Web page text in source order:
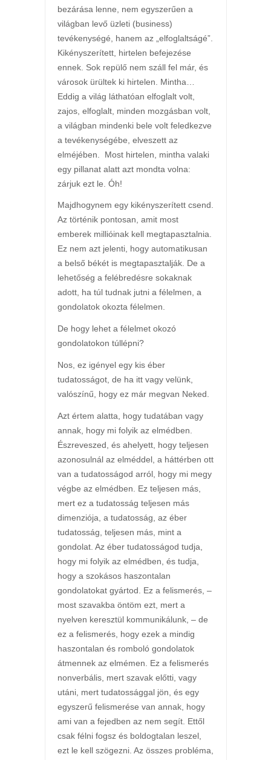
bezárása lenne, nem egyszerűen a
világban levő üzleti (business)
tevékenységé, hanem az „elfoglaltságé”.
Kikényszerített, hirtelen befejezése
ennek. Sok repülő nem száll fel már, és
városok ürültek ki hirtelen. Mintha…
Eddig a világ láthatóan elfoglalt volt,
zajos, elfoglalt, minden mozgásban volt,
a világban mindenki bele volt feledkezve
a tevékenységébe, elveszett az
elméjében. Most hirtelen, mintha valaki
egy pillanat alatt azt mondta volna:
zárjuk ezt le. Óh!
Majdhogynem egy kikényszerített csend.
Az történik pontosan, amit most
emberek millióinak kell megtapasztalnia.
Ez nem azt jelenti, hogy automatikusan
a belső békét is megtapasztalják. De a
lehetőség a felébredésre sokaknak
adott, ha túl tudnak jutni a félelmen, a
gondolatok okozta félelmen.
De hogy lehet a félelmet okozó
gondolatokon túllépni?
Nos, ez igényel egy kis éber
tudatosságot, de ha itt vagy velünk,
valószínű, hogy ez már megvan Neked.
Azt értem alatta, hogy tudatában vagy
annak, hogy mi folyik az elmédben.
Észreveszed, és ahelyett, hogy teljesen
azonosulnál az elméddel, a háttérben ott
van a tudatosságod arról, hogy mi megy
végbe az elmédben. Ez teljesen más,
mert ez a tudatosság teljesen más
dimenziója, a tudatosság, az éber
tudatosság, teljesen más, mint a
gondolat. Az éber tudatosságod tudja,
hogy mi folyik az elmédben, és tudja,
hogy a szokásos haszontalan
gondolatokat gyártod. Ez a felismerés, –
most szavakba öntöm ezt, mert a
nyelven keresztül kommunikálunk, – de
ez a felismerés, hogy ezek a mindig
haszontalan és romboló gondolatok
átmennek az elmémen. Ez a felismerés
nonverbális, mert szavak előtti, vagy
utáni, mert tudatossággal jön, és egy
egyszerű felismerése van annak, hogy
ami van a fejedben az nem segít. Ettől
csak félni fogsz és boldogtalan leszel,
ezt le kell szögezni. Az összes probléma,